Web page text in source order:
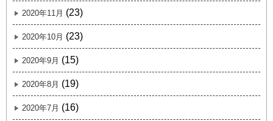
2020年11月 (23)
2020年10月 (23)
2020年9月 (15)
2020年8月 (19)
2020年7月 (16)